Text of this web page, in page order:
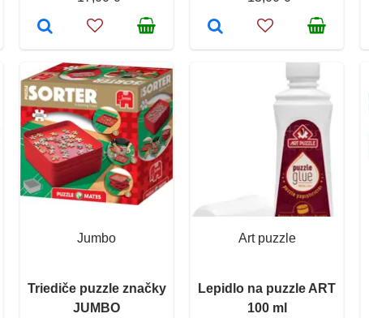
Jumbo
Triediče puzzle značky
JUMBO
Art puzzle
Lepidlo na puzzle ART
100 ml